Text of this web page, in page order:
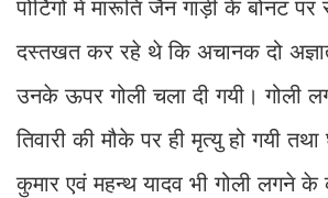
पोर्टिगो में मारूति जैन गाड़ी के बोनट
दस्तखत कर रहे थे कि अचानक दो
उनके ऊपर गोली चला दी गयी। गोली
तिवारी की मौके पर ही मृत्यु हो गयी
कुमार एवं महन्थ यादव भी गोली लगने के